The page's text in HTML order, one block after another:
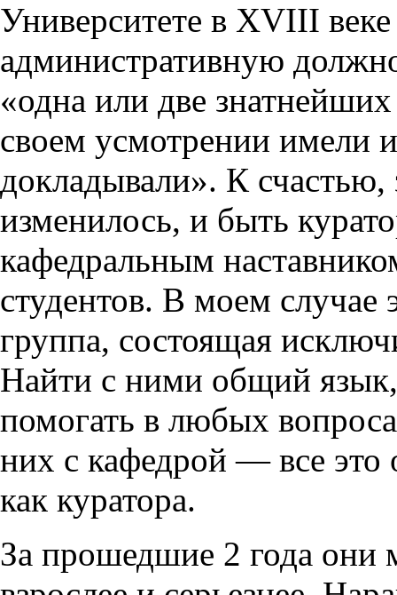
Университете в XVIII
административную
«одна или две
своем усмотрении имели
докладывали». К счастью,
изменилось, и быть
кафедральным
студентов. В моем случае
группа, состоящая
Найти с ними общий
помогать в любых
них с кафедрой — все это
как куратора.
За прошедшие 2 года они